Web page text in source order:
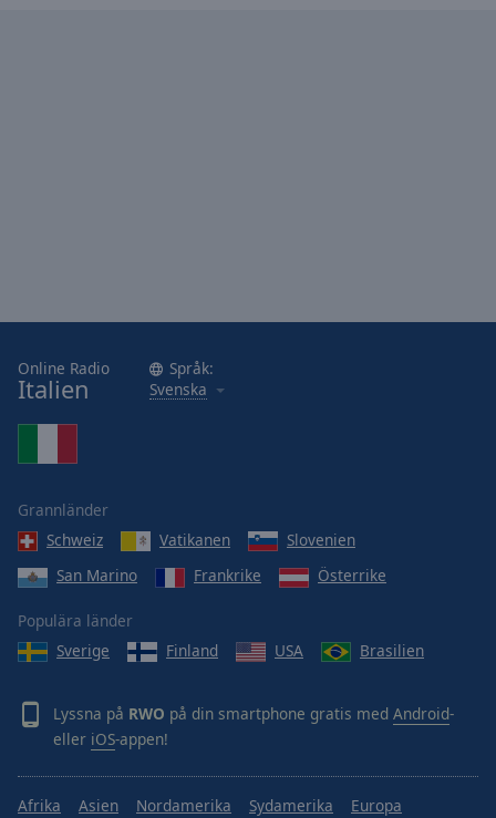
Online Radio
Italien
Språk:
Svenska
Grannländer
Schweiz
Vatikanen
Slovenien
San Marino
Frankrike Österrike
Populära länder
Sverige
Finland USA Brasilien
Lyssna på RWO på din smartphone gratis med Android-
eller iOS-appen!
Afrika Asien Nordamerika Sydamerika Europa